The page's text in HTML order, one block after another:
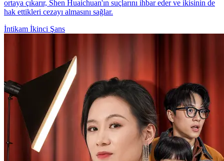
ortaya çıkarır, Shen Huaichuan'ın suçlarını ihbar eder ve ikisinin de
hak ettikleri cezayı almasını sağlar.
İntikam İkinci Şans